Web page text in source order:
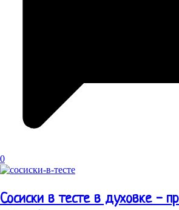
0
Сосиски в тесте в духовке -